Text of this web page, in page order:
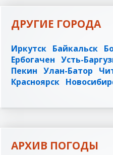
ДРУГИЕ ГОРОДА
Иркутск Байкальск
Ербогачен Усть-
Пекин Улан-Батор
Красноярск
АРХИВ ПОГОДЫ